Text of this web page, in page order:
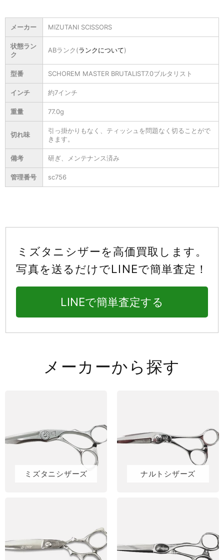
メーカー MIZUTANI SCISSORS
状態ラン
ク
ABランク(ランクについて)
型番 SCHOREM MASTER BRUTALIST7.0ブルタリスト
インチ 約7インチ
重量 77.0g
切れ味
引っ掛かりもなく、ティッシュを問題なく切ることがで
きます。
備考 研ぎ、メンテナンス済み
管理番号 sc756
ミズタニシザーを高価買取します。
写真を送るだけでLINEで簡単査定！
LINEで簡単査定する
メーカーから探す
ミズタニシザーズ ナルトシザーズ